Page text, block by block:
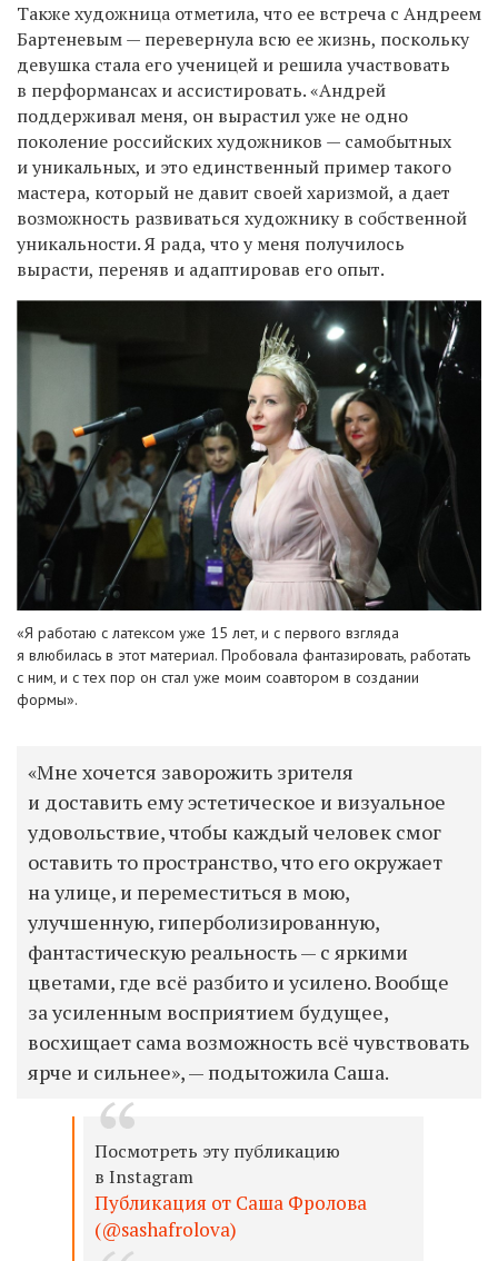
Также художница отметила, что ее встреча с Андреем
Бартеневым — перевернула всю ее жизнь, поскольку
девушка стала его ученицей и решила участвовать
в перформансах и ассистировать. «Андрей
поддерживал меня, он вырастил уже не одно
поколение российских художников — самобытных
и уникальных, и это единственный пример такого
мастера, который не давит своей харизмой, а дает
возможность развиваться художнику в собственной
уникальности. Я рада, что у меня получилось
вырасти, переняв и адаптировав его опыт.
«Я работаю с латексом уже 15 лет, и с первого взгляда
я влюбилась в этот материал. Пробовала фантазировать, работать
с ним, и с тех пор он стал уже моим соавтором в создании
формы».
«Мне хочется заворожить зрителя
и доставить ему эстетическое и визуальное
удовольствие, чтобы каждый человек смог
оставить то пространство, что его окружает
на улице, и переместиться в мою,
улучшенную, гиперболизированную,
фантастическую реальность — с яркими
цветами, где всё разбито и усилено. Вообще
за усиленным восприятием будущее,
восхищает сама возможность всё чувствовать
ярче и сильнее», — подытожила Саша.
Посмотреть эту публикацию
в Instagram
Публикация от Саша Фролова
(@sashafrolova)